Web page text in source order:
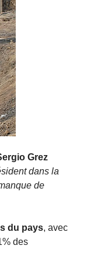
Grez
dans la
de
du pays, avec
des